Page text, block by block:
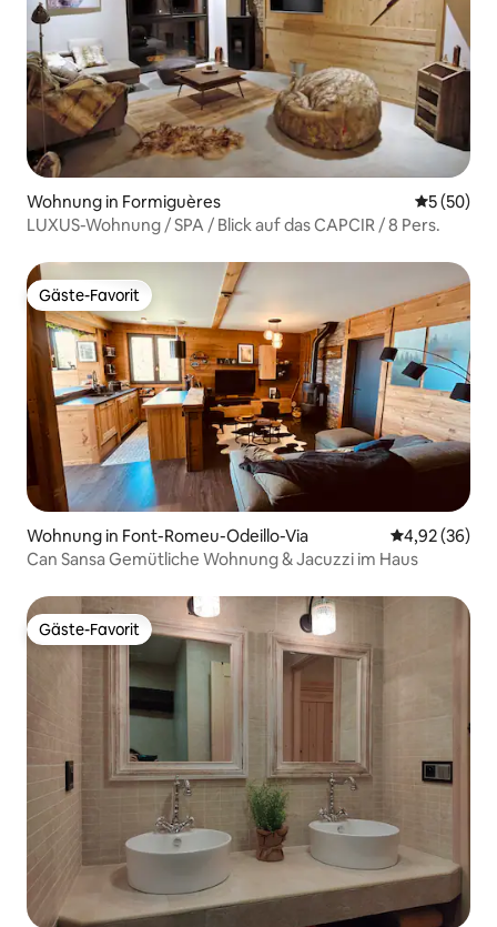
Wohnung in Formiguères
5 (50)
LUXUS-Wohnung / SPA / Blick auf das CAPCIR / 8 Pers.
Gäste-Favorit
Gäste-Favorit
Wohnung in Font-Romeu-Odeillo-Via
4,92 (36)
Can Sansa Gemütliche Wohnung & Jacuzzi im Haus
Gäste-Favorit
Gäste-Favorit